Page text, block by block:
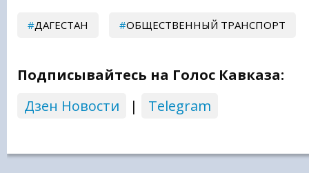
ДАГЕСТАН ОБЩЕСТВЕННЫЙ ТРАНСПОРТ
Подписывайтесь на Голос Кавказа:
Дзен Новости
| Telegram